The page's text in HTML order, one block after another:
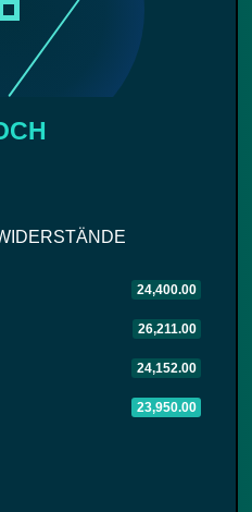
24,400.00
26,211.00
24,152.00
23,950.00